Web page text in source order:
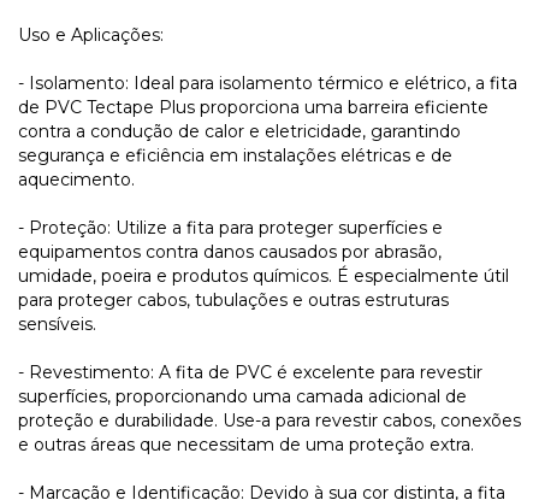
Uso e Aplicações:
- Isolamento: Ideal para isolamento térmico e elétrico, a fita
de PVC Tectape Plus proporciona uma barreira eficiente
contra a condução de calor e eletricidade, garantindo
segurança e eficiência em instalações elétricas e de
aquecimento.
- Proteção: Utilize a fita para proteger superfícies e
equipamentos contra danos causados por abrasão,
umidade, poeira e produtos químicos. É especialmente útil
para proteger cabos, tubulações e outras estruturas
sensíveis.
- Revestimento: A fita de PVC é excelente para revestir
superfícies, proporcionando uma camada adicional de
proteção e durabilidade. Use-a para revestir cabos, conexões
e outras áreas que necessitam de uma proteção extra.
- Marcação e Identificação: Devido à sua cor distinta, a fita